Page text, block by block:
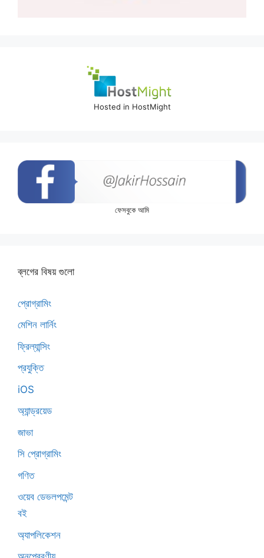
Hosted in HostMight
ফেসবুকে আমি
ব্লগের বিষয় গুলো
প্রোগ্রামিং
মেশিন লার্নিং
ফ্রিল্যান্সিং
প্রযুক্তি
iOS
অ্যান্ড্রয়েড
জাভা
সি প্রোগ্রামিং
গণিত
ওয়েব ডেভলপমেন্ট
বই
অ্যাপলিকেশন